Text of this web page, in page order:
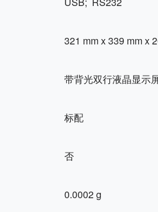
321 mm x 339 mm x
带背光双行液晶显示
标配
否
0.0002 g